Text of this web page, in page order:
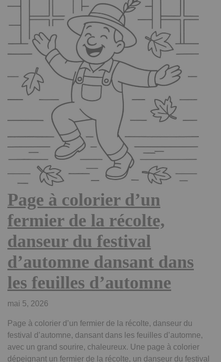
Page à colorier d’un
fermier de la récolte,
danseur du festival
d’automne dansant dans
les feuilles d’automne
mai 5, 2026
Page à colorier d’un fermier de la récolte, danseur du
festival d’automne, dansant dans les feuilles d’automne,
avec un grand sourire, chaleureux. Une page à colorier
dépeignant un fermier de la récolte, un danseur du festival